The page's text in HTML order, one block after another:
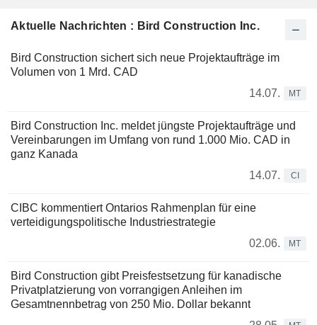
Aktuelle Nachrichten : Bird Construction Inc.
Bird Construction sichert sich neue Projektaufträge im
Volumen von 1 Mrd. CAD
14.07.
MT
Bird Construction Inc. meldet jüngste Projektaufträge und
Vereinbarungen im Umfang von rund 1.000 Mio. CAD in
ganz Kanada
14.07.
CI
CIBC kommentiert Ontarios Rahmenplan für eine
verteidigungspolitische Industriestrategie
02.06.
MT
Bird Construction gibt Preisfestsetzung für kanadische
Privatplatzierung von vorrangigen Anleihen im
Gesamtnennbetrag von 250 Mio. Dollar bekannt